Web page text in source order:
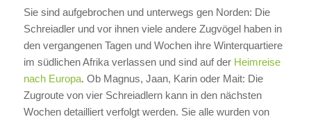
Sie sind aufgebrochen und unterwegs gen Norden: Die
Schreiadler und vor ihnen viele andere Zugvögel haben in
den vergangenen Tagen und Wochen ihre Winterquartiere
im südlichen Afrika verlassen und sind auf der Heimreise
nach Europa. Ob Magnus, Jaan, Karin oder Mait: Die
Zugroute von vier Schreiadlern kann in den nächsten
Wochen detailliert verfolgt werden. Sie alle wurden von